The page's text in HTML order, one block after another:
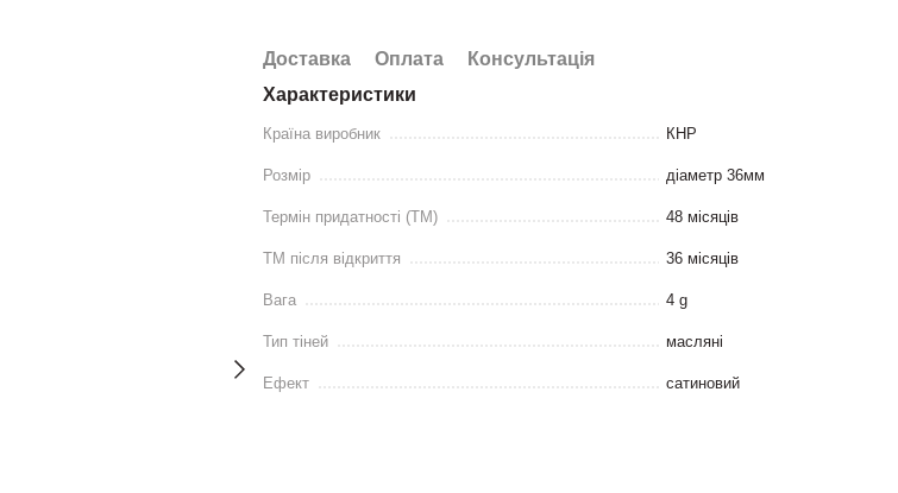
Доставка Оплата
Консультація
Характеристики
Країна виробник КНР
Розмір діаметр 36мм
Термін придатності (ТМ) 48 місяців
ТМ після відкриття 36 місяців
Вага 4 g
Тип тіней масляні
Ефект сатиновий